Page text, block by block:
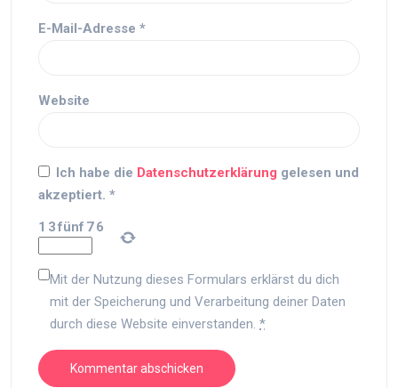
E-Mail-Adresse *
Website
Ich habe die Datenschutzerklärung gelesen und
akzeptiert. *
1 3fünf 76
Mit der Nutzung dieses Formulars erklärst du dich
mit der Speicherung und Verarbeitung deiner Daten
durch diese Website einverstanden. *